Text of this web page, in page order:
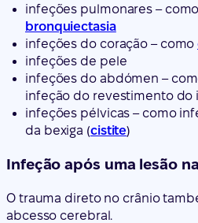
infeções pulmonares – como
bronquiectasia
infeções do coração – como
infeções de pele
infeções do abdómen –
infeção do revestimento do
infeções pélvicas – como
da bexiga (cistite)
Infeção após uma lesão
O trauma direto no crânio
abcesso cerebral.